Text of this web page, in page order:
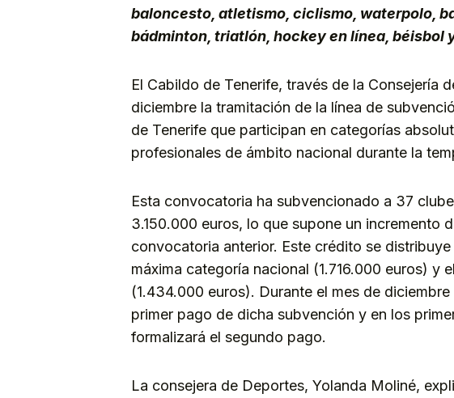
baloncesto, atletismo, ciclismo, waterpolo,
bádminton, triatlón, hockey en línea, béisbol
El Cabildo de Tenerife, través de la Consejería
diciembre la tramitación de la línea de
de Tenerife que participan en categorías
profesionales de ámbito nacional durante la
Esta convocatoria ha subvencionado a 37
3.150.000 euros, lo que supone un incremento
convocatoria anterior. Este crédito se
máxima categoría nacional (1.716.000 euros) y
(1.434.000 euros). Durante el mes de
primer pago de dicha subvención y en los
formalizará el segundo pago.
La consejera de Deportes, Yolanda Moliné,